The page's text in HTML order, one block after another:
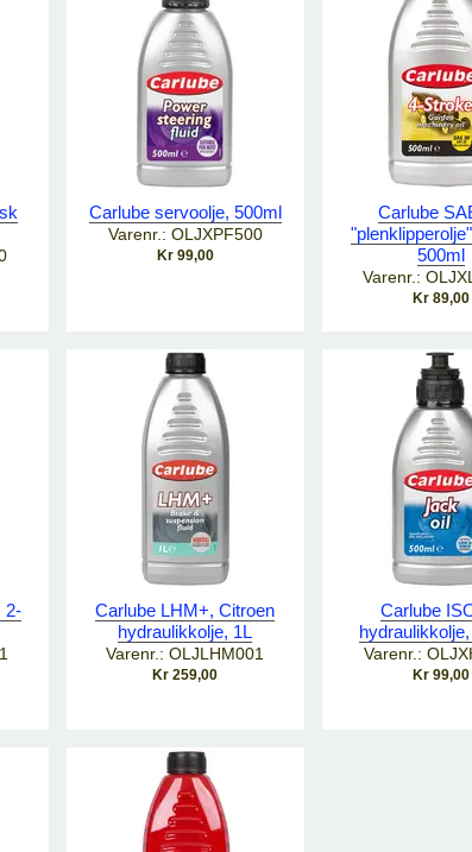
Carlube servoolje, 500ml
Varenr.: OLJXPF500
Kr 99,00
Carlube
500ml
Varenr.:
Kr 89,00
2-
Carlube LHM+, Citroen
hydraulikkolje, 1L
Varenr.: OLJLHM001
Kr 259,00
Carlube
Varenr.:
Kr 99,00